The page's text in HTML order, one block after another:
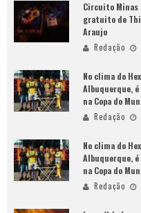
Circuito Minas
gratuito de
Araujo
Redação
No clima do
Albuquerque,
na Copa do
Redação
No clima do
Albuquerque,
na Copa do
Redação